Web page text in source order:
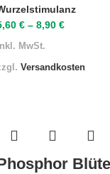
€ – 8,90 €
MwSt.
Versandkosten